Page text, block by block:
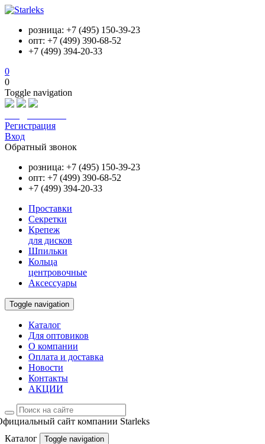
розница: +7 (495) 150-39-23
опт: +7 (499) 390-68-52
+7 (499) 394-20-33
0
0
Toggle navigation
Регистрация
Вход
Обратный звонок
розница: +7 (495) 150-39-23
опт: +7 (499) 390-68-52
+7 (499) 394-20-33
Проставки
Секретки
Крепеж
для дисков
Шпильки
Кольца
центровочные
Аксессуары
Toggle navigation
Каталог
Для оптовиков
О компании
Оплата и доставка
Новости
Контакты
АКЦИИ
сайт компании Starleks
Каталог
Toggle navigation